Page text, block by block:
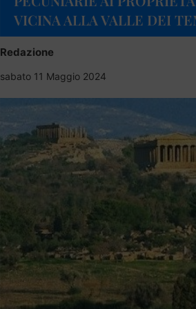
VICINA ALLA VALLE DEI
Redazione
sabato 11 Maggio 2024